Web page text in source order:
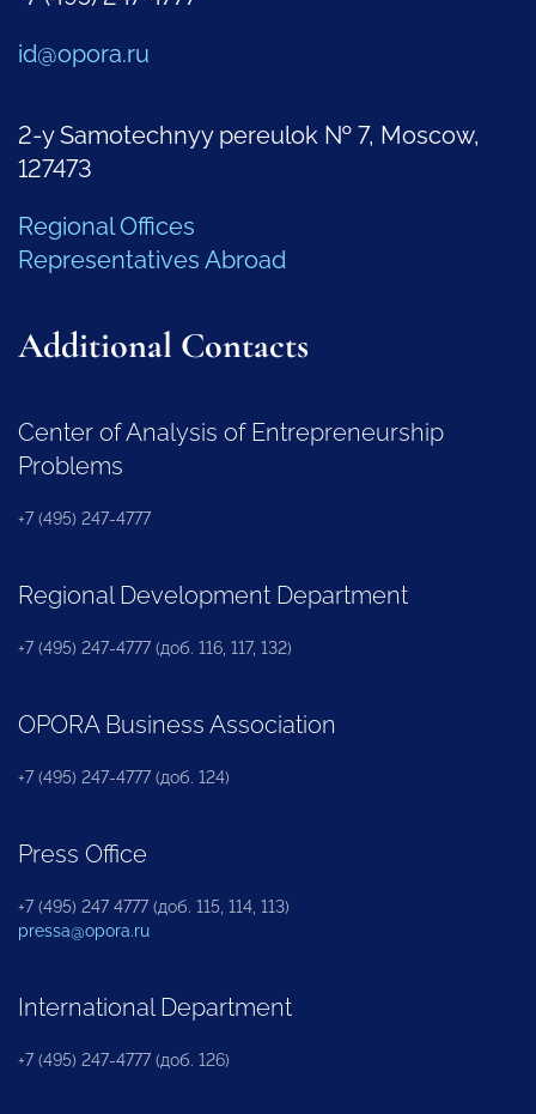
id@opora.ru
2-y Samotechnyy pereulok № 7, Moscow,
127473
Regional Offices
Representatives Abroad
Additional Contacts
Center of Analysis of Entrepreneurship
Problems
+7 (495) 247-4777
Regional Development Department
+7 (495) 247-4777 (доб. 116, 117, 132)
OPORA Business Association
+7 (495) 247-4777 (доб. 124)
Press Office
+7 (495) 247 4777 (доб. 115, 114, 113)
pressa@opora.ru
International Department
+7 (495) 247-4777 (доб. 126)